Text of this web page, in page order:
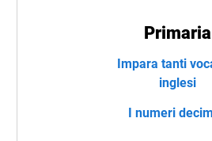
Primaria
Impara tanti
inglesi
I numeri